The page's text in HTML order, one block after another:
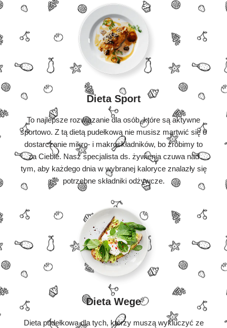
Dieta Sport
To najlepsze rozwiązanie dla osób, które są aktywne
sportowo. Z tą dietą pudełkową nie musisz martwić się o
dostarczanie mikro- i makroskładników, bo zrobimy to
za Ciebie. Nasz specjalista ds. żywienia czuwa nad
tym, aby każdego dnia w wybranej kaloryce znalazły się
potrzebne składniki odżywcze.
Dieta Wege
Dieta pudełkowa dla tych, którzy muszą wykluczyć ze